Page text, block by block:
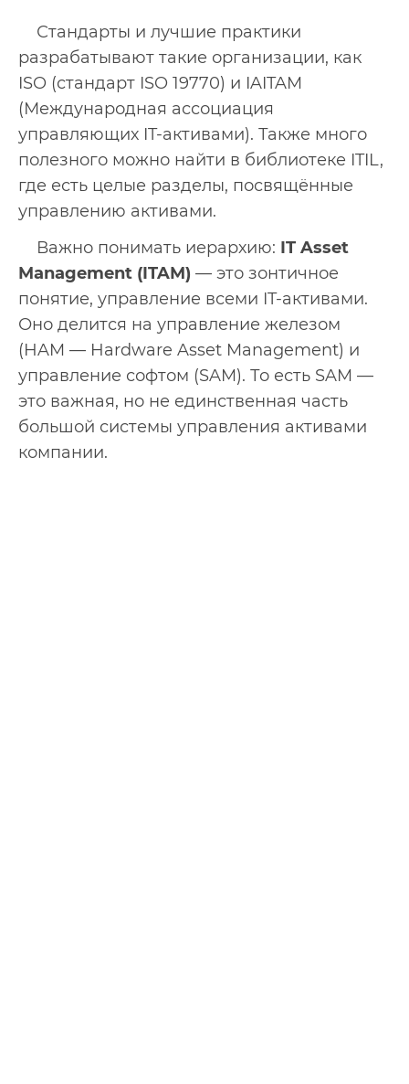
Стандарты и лучшие практики
разрабатывают такие организации, как
ISO (стандарт ISO 19770) и IAITAM
(Международная ассоциация
управляющих IT-активами). Также много
полезного можно найти в библиотеке ITIL,
где есть целые разделы, посвящённые
управлению активами.
Важно понимать иерархию: IT Asset
Management (ITAM) — это зонтичное
понятие, управление всеми IT-активами.
Оно делится на управление железом
(HAM — Hardware Asset Management) и
управление софтом (SAM). То есть SAM —
это важная, но не единственная часть
большой системы управления активами
компании.